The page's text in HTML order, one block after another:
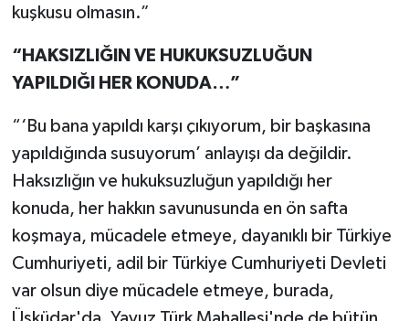
kuşkusu olmasın.”
“HAKSIZLIĞIN VE HUKUKSUZLUĞUN
YAPILDIĞI HER KONUDA…”
“‘Bu bana yapıldı karşı çıkıyorum, bir başkasına
yapıldığında susuyorum’ anlayışı da değildir.
Haksızlığın ve hukuksuzluğun yapıldığı her
konuda, her hakkın savunusunda en ön safta
koşmaya, mücadele etmeye, dayanıklı bir Türkiye
Cumhuriyeti, adil bir Türkiye Cumhuriyeti Devleti
var olsun diye mücadele etmeye, burada,